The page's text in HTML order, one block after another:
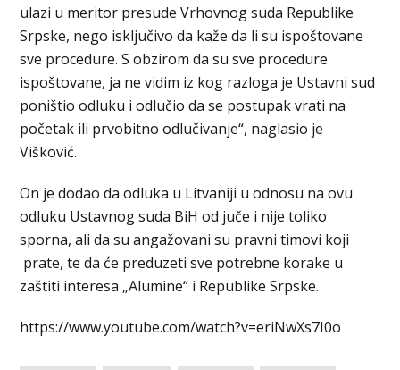
ulazi u meritor presude Vrhovnog suda Republike
Srpske, nego isključivo da kaže da li su ispoštovane
sve procedure. S obzirom da su sve procedure
ispoštovane, ja ne vidim iz kog razloga je Ustavni sud
poništio odluku i odlučio da se postupak vrati na
početak ili prvobitno odlučivanje“, naglasio je
Višković.
On je dodao da odluka u Litvaniji u odnosu na ovu
odluku Ustavnog suda BiH od juče i nije toliko
sporna, ali da su angažovani su pravni timovi koji
prate, te da će preduzeti sve potrebne korake u
zaštiti interesa „Alumine“ i Republike Srpske.
https://www.youtube.com/watch?v=eriNwXs7I0o